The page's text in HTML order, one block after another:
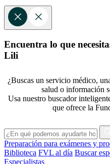
Encuentra lo que
Lili
¿Buscas un servicio médico,
salud o información
Usa nuestro buscador
que ofrece la
Preparación para exámenes y
Biblioteca FVL al día Buscar
Especialistas